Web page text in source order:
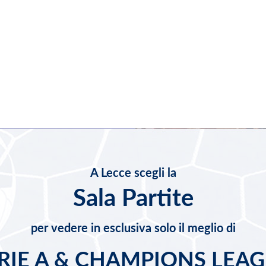
A Lecce scegli la
Sala Partite
per vedere in esclusiva solo il meglio di
A & CHAMPIONS